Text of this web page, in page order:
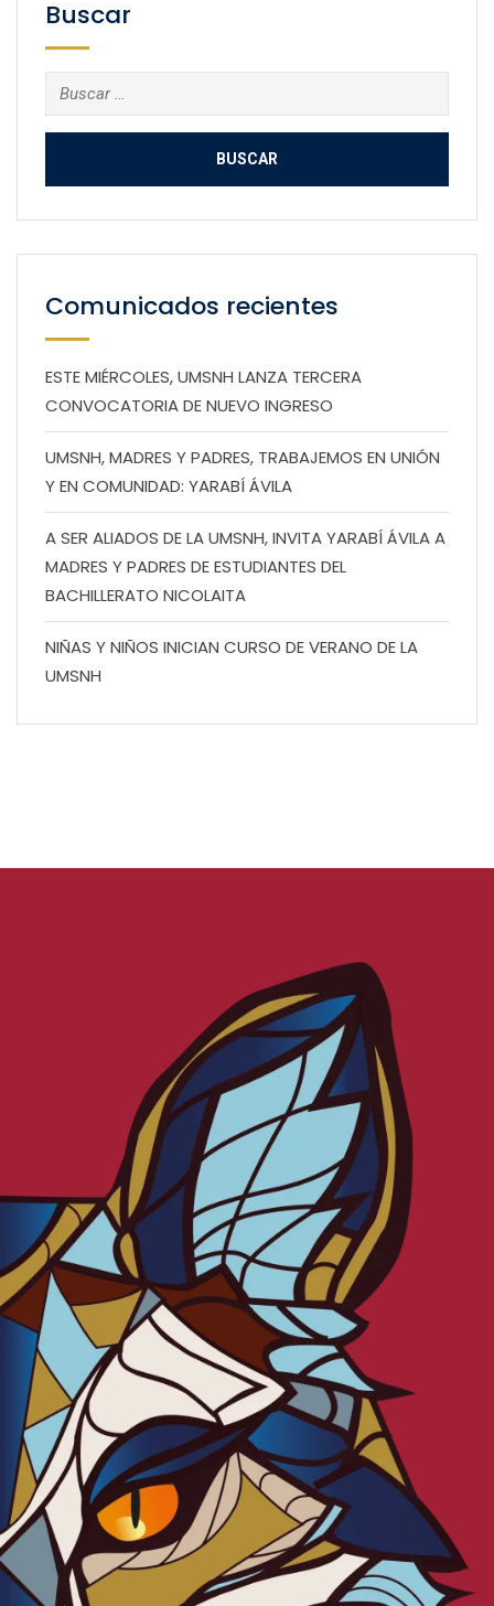
Buscar
Buscar:
Comunicados recientes
ESTE MIÉRCOLES, UMSNH LANZA TERCERA
CONVOCATORIA DE NUEVO INGRESO
UMSNH, MADRES Y PADRES, TRABAJEMOS EN UNIÓN
Y EN COMUNIDAD: YARABÍ ÁVILA
A SER ALIADOS DE LA UMSNH, INVITA YARABÍ ÁVILA A
MADRES Y PADRES DE ESTUDIANTES DEL
BACHILLERATO NICOLAITA
NIÑAS Y NIÑOS INICIAN CURSO DE VERANO DE LA
UMSNH